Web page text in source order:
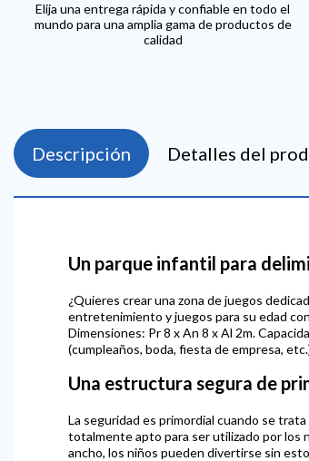
Elija una entrega rápida y confiable en todo el
mundo para una amplia gama de productos de
calidad
Descripción Detalles del
Un parque infantil para
¿Quieres crear una zona de juegos
entretenimiento y juegos para su edad
Dimensiones: Pr 8 x An 8 x Al 2m.
(cumpleaños, boda, fiesta de empresa,
Una estructura segura de
La seguridad es primordial cuando se
totalmente apto para ser utilizado por los
ancho, los niños pueden divertirse sin